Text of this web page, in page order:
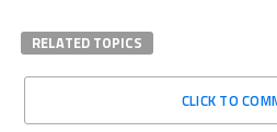
RELATED TOPICS
CLICK TO